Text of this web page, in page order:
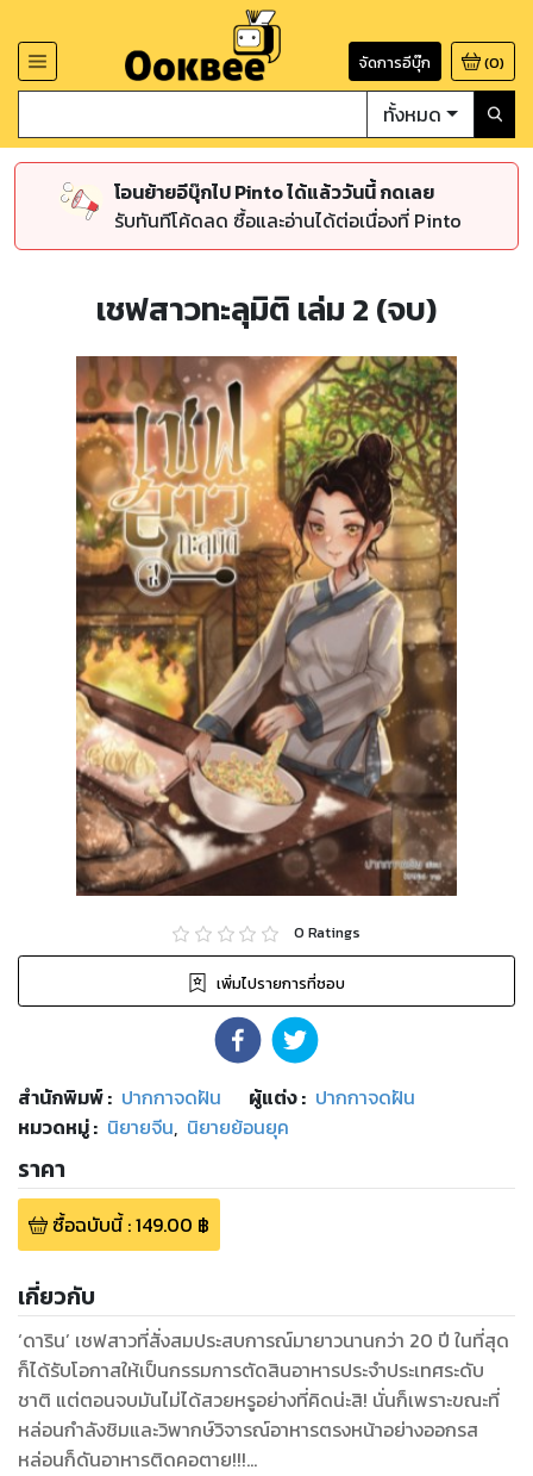
จัดการอีบุ๊ก (0)
ทั้งหมด
โอนย้ายอีบุ๊กไป Pinto ได้แล้ววันนี้ กดเลย
รับทันทีโค้ดลด ซื้อและอ่านได้ต่อเนื่องที่ Pinto
เชฟสาวทะลุมิติ เล่ม 2 (จบ)
0 Ratings
เพิ่มไปรายการที่ชอบ
สำนักพิมพ์: ปากกาจดฝัน ผู้แต่ง : ปากกาจดฝัน
หมวดหมู่: นิยายจีน, นิยายย้อนยุค
ราคา
ซื้อฉบับนี้:149.00 ฿
เกี่ยวกับ
‘ดาริน’ เชฟสาวที่สั่งสมประสบการณ์มายาวนานกว่า 20 ปี ในที่สุด
ก็ได้รับโอกาสให้เป็นกรรมการตัดสินอาหารประจำประเทศระดับ
ชาติ แต่ตอนจบมันไม่ได้สวยหรูอย่างที่คิดน่ะสิ! นั่นก็เพราะขณะที่
หล่อนกำลังชิมและวิพากษ์วิจารณ์อาหารตรงหน้าอย่างออกรส
หล่อนก็ดันอาหารติดคอตาย!!!